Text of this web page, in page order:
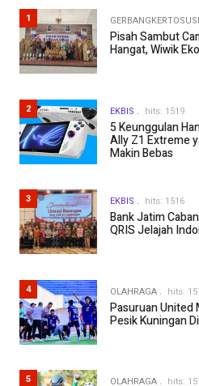
1
Pisah Sambut
Hangat, Wiwik
2 EKBIS hits: 1519
5 Keunggulan
Ally Z1 Extreme
Makin Bebas
3 EKBIS hits: 1516
Bank Jatim
QRIS Jelajah
4 OLAHRAGA hits:
Pasuruan United
Pesik Kuningan
5 OLAHRAGA hits: